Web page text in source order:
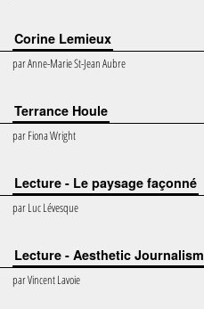
Corine Lemieux
parAnne-Marie St-Jean Aubre
Terrance Houle
parFiona Wright
Lecture - Le paysage façonné
parLuc Lévesque
Lecture - Aesthetic Journalism
parVincent Lavoie